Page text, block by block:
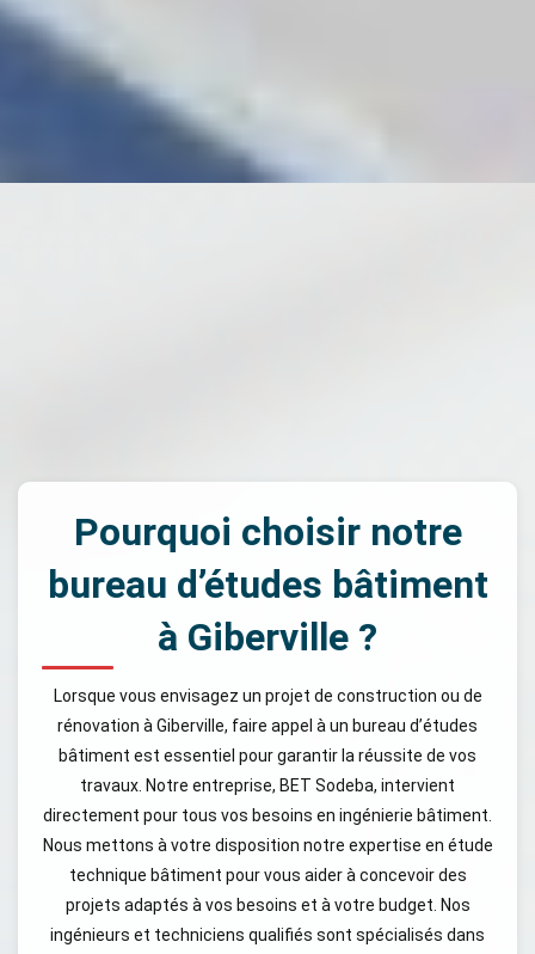
Pourquoi choisir notre
bureau d’études bâtiment
à Giberville ?
Lorsque vous envisagez un projet de construction ou de
rénovation à Giberville, faire appel à un bureau d’études
bâtiment est essentiel pour garantir la réussite de vos
travaux. Notre entreprise, BET Sodeba, intervient
directement pour tous vos besoins en ingénierie bâtiment.
Nous mettons à votre disposition notre expertise en étude
technique bâtiment pour vous aider à concevoir des
projets adaptés à vos besoins et à votre budget. Nos
ingénieurs et techniciens qualifiés sont spécialisés dans